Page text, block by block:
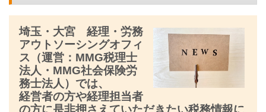
埼玉・大宮 経理・労務
アウトソーシングオフィ
ス（運営：MMG税理士
法人・MMG社会保険労
務士法人）では、
経営者の方や経理担当者
の方に是非押さえていただきたい税務情報に